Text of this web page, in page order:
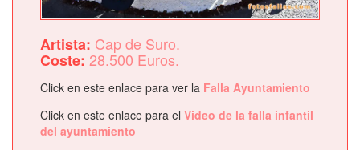
Artista: Cap de Suro.
Coste: 28.500 Euros.
Click en este enlace para ver la Falla Ayuntamiento
Click en este enlace para el Video de la falla infantil
del ayuntamiento